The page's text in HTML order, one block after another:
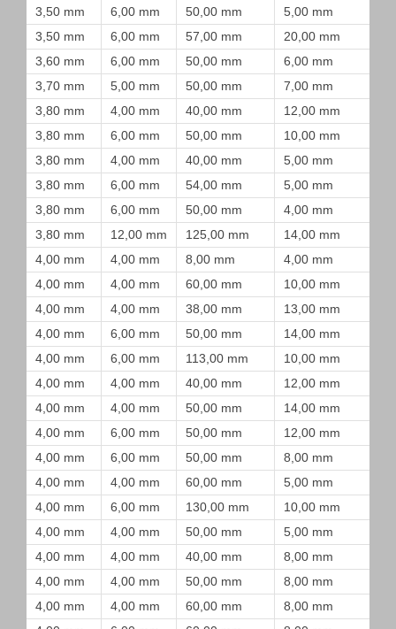
3,50 mm 6,00 mm 50,00 mm
5,00 mm
3,50 mm
6,00 mm 57,00 mm
20,00 mm
3,60 mm
6,00 mm 50,00 mm
6,00 mm
3,70 mm
5,00 mm 50,00 mm
7,00 mm
3,80 mm
4,00 mm 40,00 mm
12,00 mm
3,80 mm
6,00 mm 50,00 mm
10,00 mm
3,80 mm
4,00 mm 40,00 mm
5,00 mm
3,80 mm
6,00 mm 54,00 mm
5,00 mm
3,80 mm
6,00 mm 50,00 mm
4,00 mm
3,80 mm
12,00 mm 125,00 mm
14,00 mm
4,00 mm
4,00 mm 8,00 mm
4,00 mm
4,00 mm
4,00 mm 60,00 mm
10,00 mm
4,00 mm
4,00 mm 38,00 mm
13,00 mm
4,00 mm
6,00 mm 50,00 mm
14,00 mm
4,00 mm
6,00 mm 113,00 mm
10,00 mm
4,00 mm
4,00 mm 40,00 mm
12,00 mm
4,00 mm
4,00 mm 50,00 mm
14,00 mm
4,00 mm
6,00 mm 50,00 mm
12,00 mm
4,00 mm
6,00 mm 50,00 mm
8,00 mm
4,00 mm
4,00 mm 60,00 mm
5,00 mm
4,00 mm
6,00 mm 130,00 mm
10,00 mm
4,00 mm
4,00 mm 50,00 mm
5,00 mm
4,00 mm
4,00 mm 40,00 mm
8,00 mm
4,00 mm
4,00 mm 50,00 mm
8,00 mm
4,00 mm
4,00 mm 60,00 mm
8,00 mm